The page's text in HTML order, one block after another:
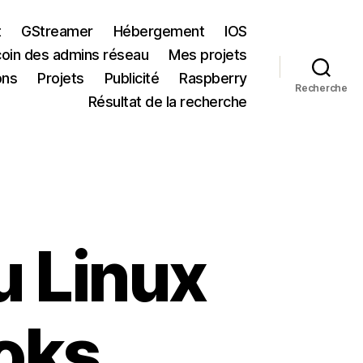
GStreamer Hébergement
IOS
des admins réseau
Mes projets
Projets Publicité
Raspberry
Résultat de la recherche
Recherche
Linux